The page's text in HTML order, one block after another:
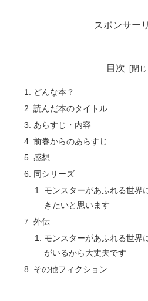
スポンサー
目次
どんな本？
読んだ本のタイトル
あらすじ・内容
前巻からのあらすじ
感想
同シリーズ
モンスターがあふれる世界
きたいと思います
外伝
モンスターがあふれる世界
がいるから大丈夫です
その他フィクション